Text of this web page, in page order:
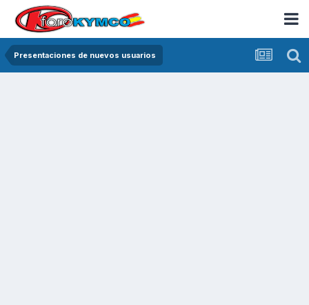
Presentaciones de nuevos usuarios